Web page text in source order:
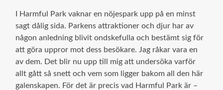
I Harmful Park vaknar en nöjespark upp på en minst
sagt dålig sida. Parkens attraktioner och djur har av
någon anledning blivit ondskefulla och bestämt sig för
att göra uppror mot dess besökare. Jag råkar vara en
av dem. Det blir nu upp till mig att undersöka varför
allt gått så snett och vem som ligger bakom all den här
galenskapen. För det är precis vad Harmful Park är –